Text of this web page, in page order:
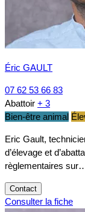
Éric GAULT
07 62 53 66 83
Abattoir + 3
Bien-être animal
Eric Gault,
d’élevage et
règlementaires
Contact
Consulter la fiche